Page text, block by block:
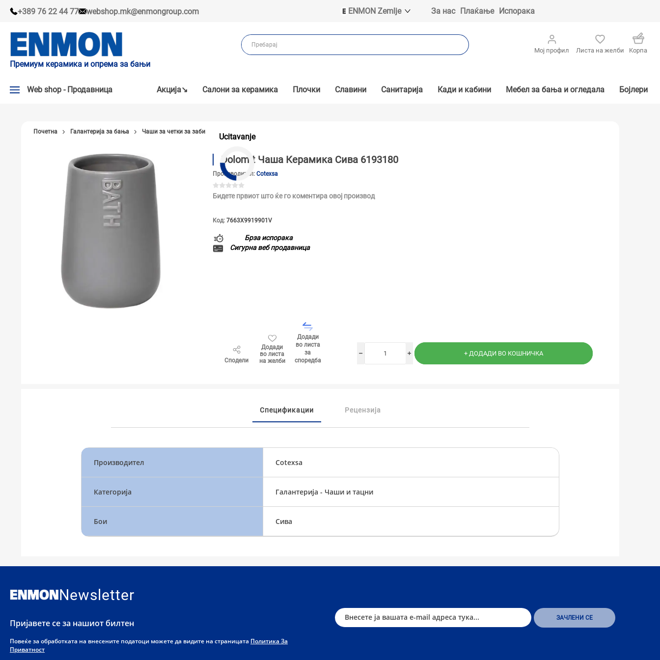
+389 76 22 44 77 webshop.mk@enmongroup.com
ENMON Zemlje
ENMON BIH
ENMON MKD
За нас Плаќање Испорака
Премиум керамика и опрема за бањи
Мој профил Листа на желби Kорпа
Web shop - Продавница
НАШИ ПРЕПОРАКИ
СЛАВИНИ
КАДИ И КАБИНИ
САНИТАРИЈА
ТУШЕВИ
ГАЛАНТЕРИЈА ЗА БАЊА
БОЈЛЕРИ
Акцијa↘ Салони за керамика Плочки Славини Санитарија Кади и кабини Мебел за бања и огледала Бојлери
Ucitavanje
Почетна Галантерија за бања Чаши за четки за заби
Dolomit Чаша Керамика Сива 6193180
Производител: Cotexsa
Бидете првиот што ќе го коментира овој производ
Код: 7663X9919901V
Брза испорака
Сигурна веб продавница
Сподели
Додади
во листа
на желби
Додади
во листа
за
споредба
i
h
Спецификации Рецензија
Производител Cotexsa
Категорија Галантерија - Чаши и тацни
Бои Сива
Newsletter
Пријавете се за нашиот билтен
Повеќе за обработката на внесените податоци можете да видите на страницата Политика За
Приватност